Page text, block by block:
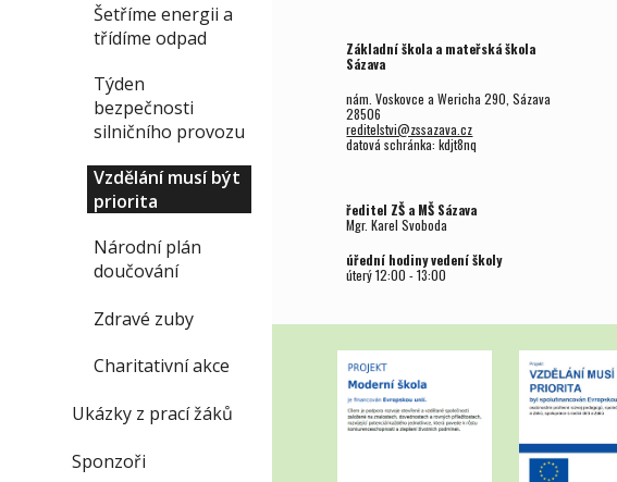
Šetříme energii a
třídíme odpad
Týden
bezpečnosti
silničního provozu
Vzdělání musí být
priorita
Národní plán
doučování
Zdravé zuby
Charitativní akce
Ukázky z prací žáků
Sponzoři
Základní škola a mateřská škola
Sázava
nám. Voskovce a Wericha 290, Sázava
28506
reditelstvi@zssazava.cz
datová schránka: kdjt8nq
ředitel ZŠ a MŠ Sázava
Mgr.Karel Svoboda
úřední hodiny vedení školy
úterý12:00 - 13:00